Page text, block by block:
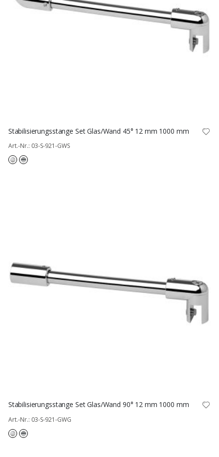
Stabilisierungsstange Set Glas/Wand 45° 12 mm 1000 mm
Art.-Nr.: 03-S-921-GWS
Stabilisierungsstange Set Glas/Wand 90° 12 mm 1000 mm
Art.-Nr.: 03-S-921-GWG